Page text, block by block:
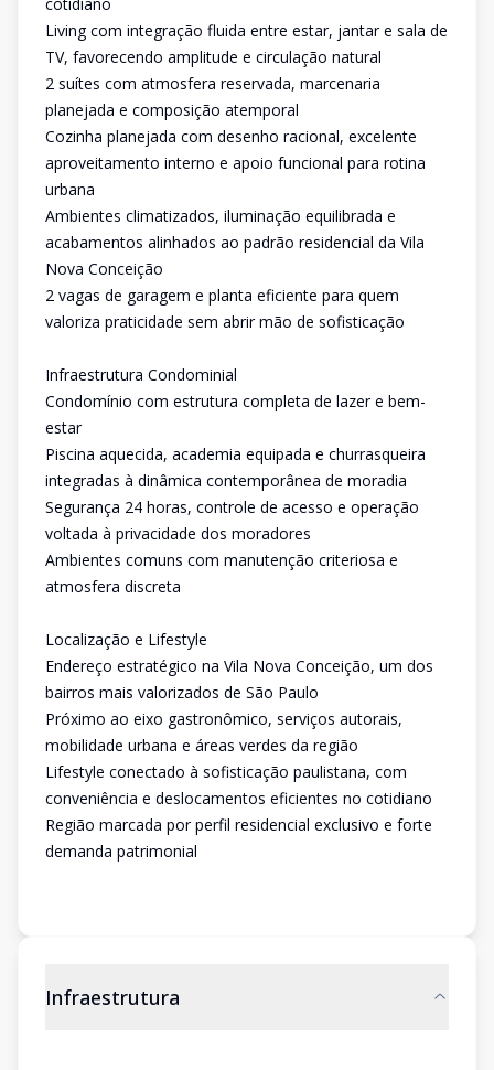
Living com integração fluida entre estar, jantar e sala de
TV, favorecendo amplitude e circulação natural
2 suítes com atmosfera reservada, marcenaria
planejada e composição atemporal
Cozinha planejada com desenho racional, excelente
aproveitamento interno e apoio funcional para rotina
urbana
Ambientes climatizados, iluminação equilibrada e
acabamentos alinhados ao padrão residencial da Vila
Nova Conceição
2 vagas de garagem e planta eficiente para quem
valoriza praticidade sem abrir mão de sofisticação
Infraestrutura Condominial
Condomínio com estrutura completa de lazer e bem-
estar
Piscina aquecida, academia equipada e churrasqueira
integradas à dinâmica contemporânea de moradia
Segurança 24 horas, controle de acesso e operação
voltada à privacidade dos moradores
Ambientes comuns com manutenção criteriosa e
atmosfera discreta
Localização e Lifestyle
Endereço estratégico na Vila Nova Conceição, um dos
bairros mais valorizados de São Paulo
Próximo ao eixo gastronômico, serviços autorais,
mobilidade urbana e áreas verdes da região
Lifestyle conectado à sofisticação paulistana, com
conveniência e deslocamentos eficientes no cotidiano
Região marcada por perfil residencial exclusivo e forte
demanda patrimonial
Infraestrutura